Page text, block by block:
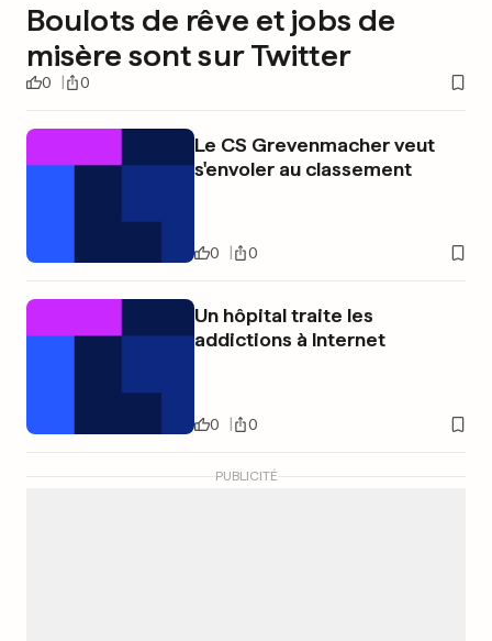
Boulots de rêve et jobs de
misère sont sur Twitter
0 0
Le CS Grevenmacher veut
s'envoler au classement
0 0
Un hôpital traite les
addictions à Internet
0 0
PUBLICITÉ